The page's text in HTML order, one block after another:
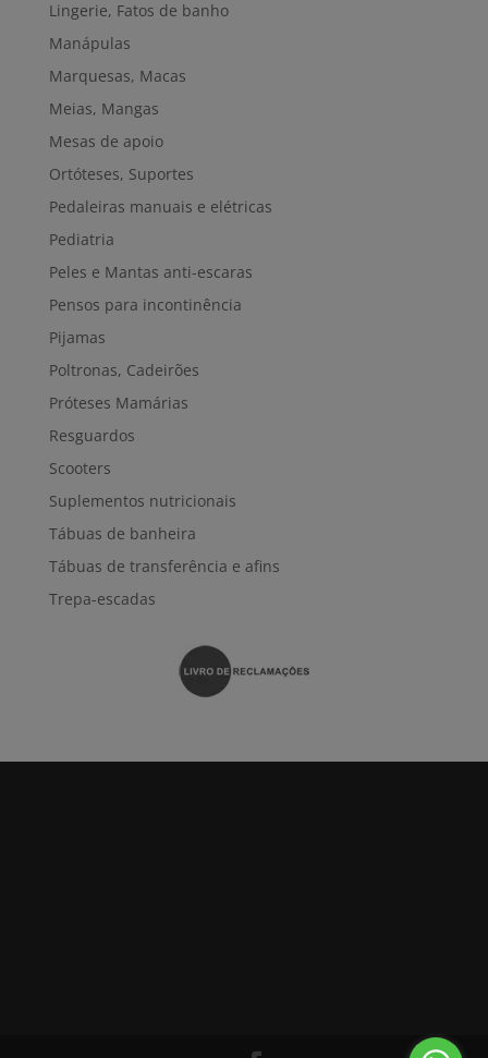
Lingerie, Fatos de banho
Manápulas
Marquesas, Macas
Meias, Mangas
Mesas de apoio
Ortóteses, Suportes
Pedaleiras manuais e elétricas
Pediatria
Peles e Mantas anti-escaras
Pensos para incontinência
Pijamas
Poltronas, Cadeirões
Próteses Mamárias
Resguardos
Scooters
Suplementos nutricionais
Tábuas de banheira
Tábuas de transferência e afins
Trepa-escadas